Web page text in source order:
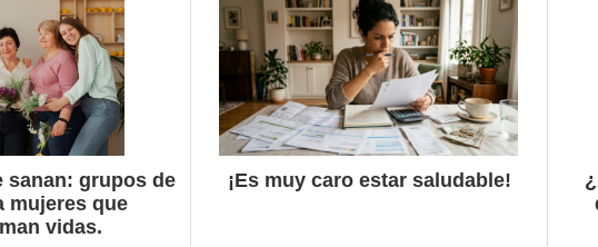
sanan: grupos de
mujeres que
vidas.
¡Es muy caro estar saludable!